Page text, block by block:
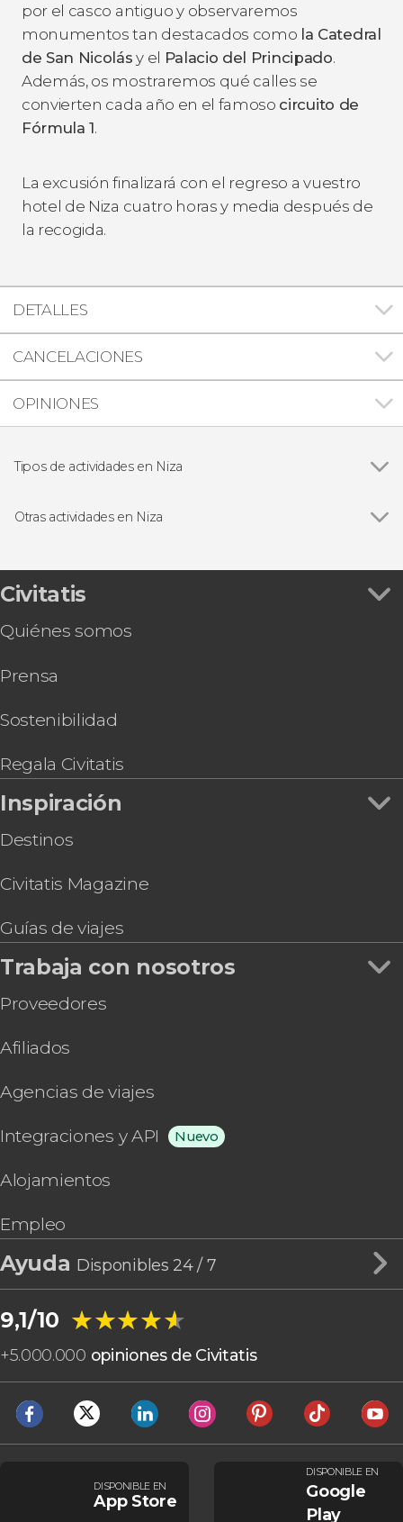
por el casco antiguo y observaremos
monumentos tan destacados como la Catedral
de San Nicolás y el Palacio del Principado.
Además, os mostraremos qué calles se
convierten cada año en el famoso circuito de
Fórmula 1.
La excusión finalizará con el regreso a vuestro
hotel de Niza cuatro horas y media después de
la recogida.
DETALLES
CANCELACIONES
OPINIONES
Tipos de actividades en Niza
Excursiones de un día
Otras actividades en Niza
Autobús turístico de Niza
Free tour nocturno por Niza
Tour en segway por Niza
Tour en bicicleta eléctrica por Niza
Mer
Tour gastronómico por Niza
Civitatis
Quiénes somos
Prensa
Sostenibilidad
Regala Civitatis
Inspiración
Destinos
Civitatis Magazine
Guías de viajes
Trabaja con nosotros
Proveedores
Afiliados
Agencias de viajes
Integraciones y API Nuevo
Alojamientos
Empleo
Ayuda Disponibles 24 / 7
9,1/10 ★★★★★
★★★★★
+5.000.000 opiniones de Civitatis
DISPONIBLE EN
App Store
DISPONIBLE EN
Google
Play